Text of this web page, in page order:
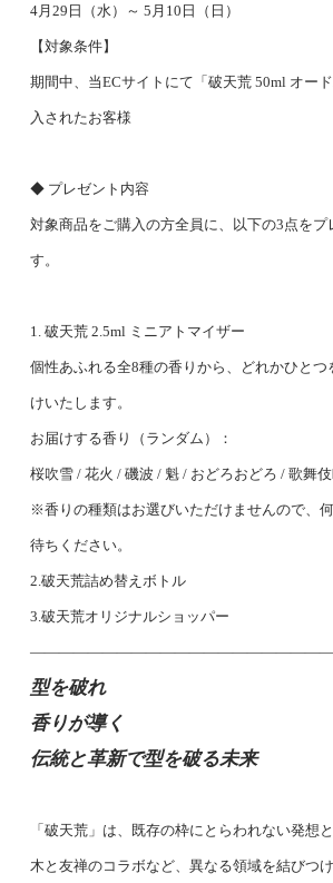
4月29日（水）～ 5月10日（日）
【対象条件】
期間中、当ECサイトにて「破天荒 50ml オー
入されたお客様
◆ プレゼント内容
対象商品をご購入の方全員に、以下の3点をプ
す。
1. 破天荒 2.5ml ミニアトマイザー
個性あふれる全8種の香りから、どれかひとつ
けいたします。
お届けする香り（ランダム）：
桜吹雪 / 花火 / 磯波 / 魁 / おどろおどろ / 歌舞
※香りの種類はお選びいただけませんので、
待ちください。
2.破天荒詰め替えボトル
3.破天荒オリジナルショッパー
型を破れ
香りが導く
伝統と革新で型を破る未来
「破天荒」は、既存の枠にとらわれない発想
木と友禅のコラボなど、異なる領域を結びつ